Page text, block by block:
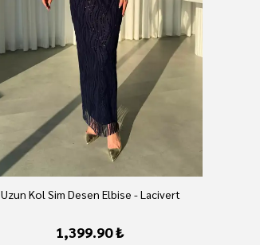
Uzun Kol Sim Desen Elbise - Lacivert
1,399.90 ₺